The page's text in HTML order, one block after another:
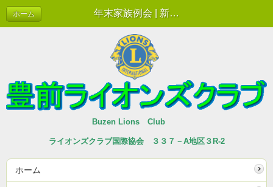
年末家族例会 | 新着情報
ホーム
Buzen Lions Club
ライオンズクラブ国際協会 ３３７－A地区３R-2
ホーム